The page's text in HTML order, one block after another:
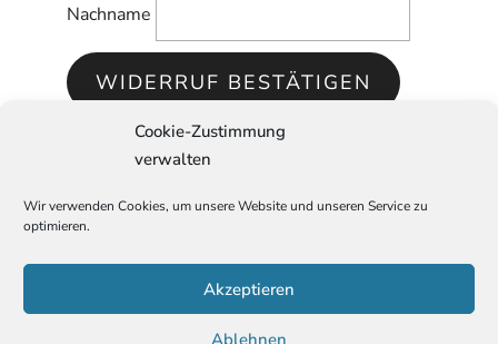
Cookie-Zustimmung
verwalten
Wir verwenden Cookies, um unsere Website und unseren Service zu
optimieren.
Akzeptieren
Ablehnen
Nachname
WIDERRUF BESTÄTIGEN
VERTRAG WIDERRUFEN
FilterkaffeeEspresso
(Kaffee)